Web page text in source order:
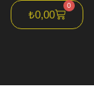
₺0,00
0